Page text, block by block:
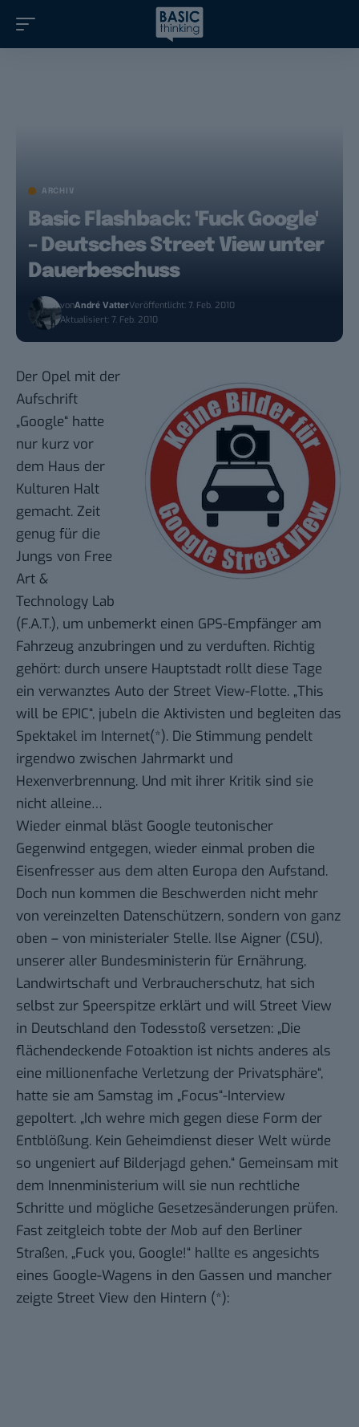
ARCHIV
Basic Flashback: 'Fuck Google'
– Deutsches Street View unter
Dauerbeschuss
vonAndré VatterVeröffentlicht: 7. Feb. 2010
Aktualisiert: 7. Feb. 2010
Der Opel mit der
Aufschrift
„Google“ hatte
nur kurz vor
dem Haus der
Kulturen Halt
gemacht. Zeit
genug für die
Jungs von Free
Art &
Technology Lab
(F.A.T.), um unbemerkt einen GPS-Empfänger am
Fahrzeug anzubringen und zu verduften. Richtig
gehört: durch unsere Hauptstadt rollt diese Tage
ein verwanztes Auto der Street View-Flotte. „This
will be EPIC“, jubeln die Aktivisten und begleiten das
Spektakel im Internet(*). Die Stimmung pendelt
irgendwo zwischen Jahrmarkt und
Hexenverbrennung. Und mit ihrer Kritik sind sie
nicht alleine…
Wieder einmal bläst Google teutonischer
Gegenwind entgegen, wieder einmal proben die
Eisenfresser aus dem alten Europa den Aufstand.
Doch nun kommen die Beschwerden nicht mehr
von vereinzelten Datenschützern, sondern von ganz
oben – von ministerialer Stelle. Ilse Aigner (CSU),
unserer aller Bundesministerin für Ernährung,
Landwirtschaft und Verbraucherschutz, hat sich
selbst zur Speerspitze erklärt und will Street View
in Deutschland den Todesstoß versetzen: „Die
flächendeckende Fotoaktion ist nichts anderes als
eine millionenfache Verletzung der Privatsphäre“,
hatte sie am Samstag im „Focus“-Interview
gepoltert. „Ich wehre mich gegen diese Form der
Entblößung. Kein Geheimdienst dieser Welt würde
so ungeniert auf Bilderjagd gehen.“ Gemeinsam mit
dem Innenministerium will sie nun rechtliche
Schritte und mögliche Gesetzesänderungen prüfen.
Fast zeitgleich tobte der Mob auf den Berliner
Straßen, „Fuck you, Google!“ hallte es angesichts
eines Google-Wagens in den Gassen und mancher
zeigte Street View den Hintern (*):